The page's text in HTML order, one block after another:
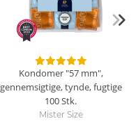
Kondomer "57 mm",
gennemsigtige, tynde, fugtige
100 Stk.
Mister Size